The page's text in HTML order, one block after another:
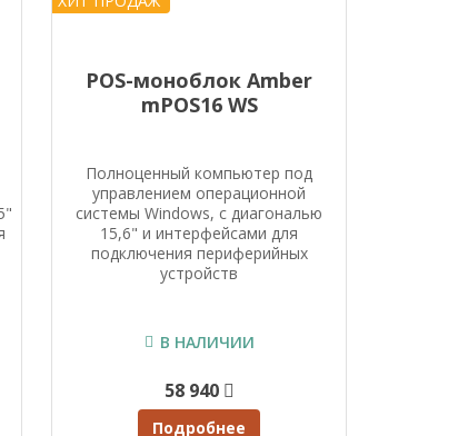
POS-моноблок Amber
mPOS16 WS
Полноценный компьютер под
управлением операционной
системы Windows, с диагональю
15,6" и интерфейсами для
подключения периферийных
устройств
В НАЛИЧИИ
58 940
Подробнее